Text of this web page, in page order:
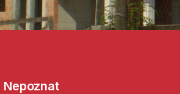
Nepoznat